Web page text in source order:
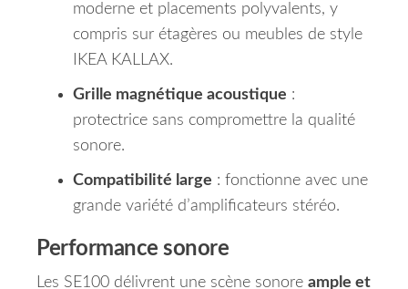
moderne et placements polyvalents, y
compris sur étagères ou meubles de style
IKEA KALLAX.
Grille magnétique acoustique :
protectrice sans compromettre la qualité
sonore.
Compatibilité large : fonctionne avec une
grande variété d’amplificateurs stéréo.
Performance sonore
Les SE100 délivrent une scène sonore ample et